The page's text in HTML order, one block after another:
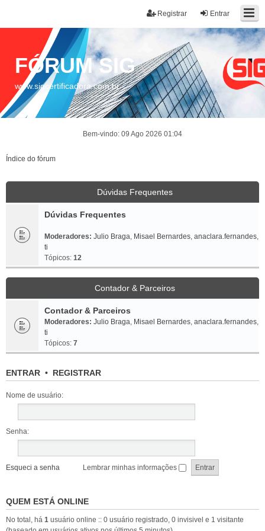
Entrar
Registrar
FÓRUM SIG
www.sigcertificadora.com.br
Bem-vindo: 09 Ago 2026 01:04
Índice do fórum
Dúvidas Frequentes
Dúvidas Frequentes
Moderadores: Julio Braga, Misael Bernardes, anaclara.fernandes,
ti
Tópicos: 12
Contador & Parceiros
Contador & Parceiros
Moderadores: Julio Braga, Misael Bernardes, anaclara.fernandes,
ti
Tópicos: 7
ENTRAR • REGISTRAR
Nome de usuário:
Senha:
Esqueci a senha Lembrar minhas informações
QUEM ESTÁ ONLINE
No total, há 1 usuário online :: 0 usuário registrado, 0 invisivel e 1 visitante